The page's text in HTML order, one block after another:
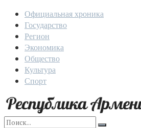
Официальная хроника
Государство
Регион
Экономика
Общество
Культура
Спорт